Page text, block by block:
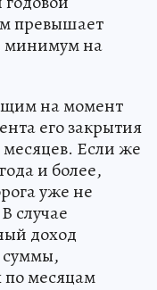
превышает
минимум на
на момент
его закрытия
Если же
и более,
уже не
случае
доход
суммы,
месяцам